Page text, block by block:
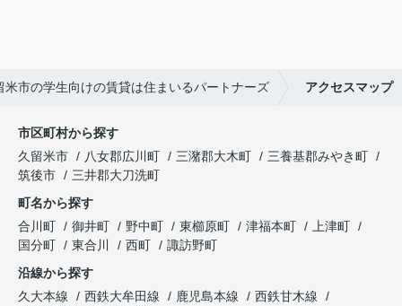
米市の学生向けの賃貸は住まいるパートナーズ アクセスマップ
市区町村から探す
久留米市
八女郡広川町 三潴郡大木町
三養基郡みやき町
筑後市
三井郡大刀洗町
町名から探す
合川町
御井町 野中町 東櫛原町 津福本町
上津町
国分町
東合川 西町
諏訪野町
沿線から探す
久大本線
西鉄大牟田線 鹿児島本線
西鉄甘木線